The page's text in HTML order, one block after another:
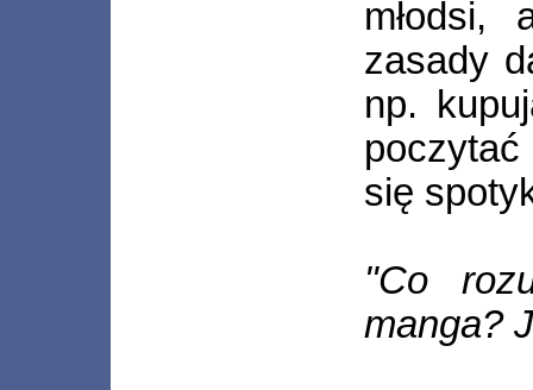
zasady
np.
się
"Co
manga?